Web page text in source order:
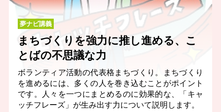
夢ナビ講義
まちづくりを強力に推し進める、こ
とばの不思議な力
ボランティア活動の代表格まちづくり。まちづくり
を進めるには、多くの人を巻き込むことがポイント
です。人々を一つにまとめるのに効果的な、「キャ
ッチフレーズ」が生み出す力について説明します。